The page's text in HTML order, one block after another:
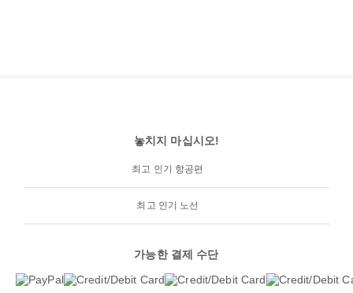
놓치지 마십시오!
최고 인기 항공편
최고 인기 노선
가능한 결제 수단